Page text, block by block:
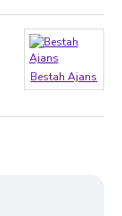
Bestah Ajans